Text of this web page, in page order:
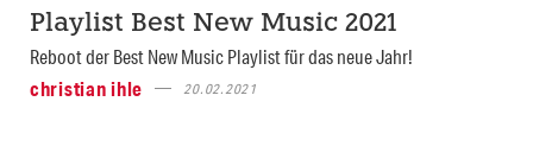
Playlist Best New Music 2021
Reboot der Best New Music Playlist für das neue Jahr!
christian ihle
20.02.2021